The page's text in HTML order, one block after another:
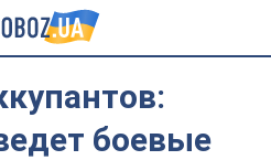
боевые